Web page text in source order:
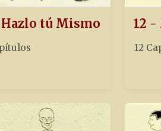
Hazlo tú Mismo 12 -
12